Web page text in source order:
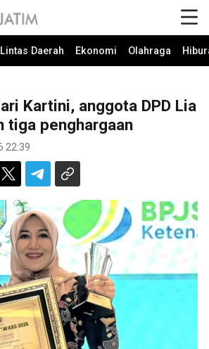
Lintas Daerah Ekonomi Olahraga
Kartini, anggota DPD Lia
tiga penghargaan
22:39